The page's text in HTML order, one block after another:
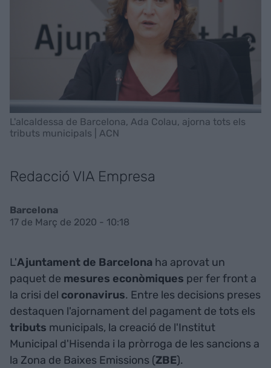
L'alcaldessa de Barcelona, Ada Colau, ajorna tots els
tributs municipals | ACN
Redacció VIA Empresa
Barcelona
17 de Març de 2020 - 10:18
L'Ajuntament de Barcelona ha aprovat un
paquet de mesures econòmiques per fer front a
la crisi del coronavirus. Entre les decisions preses
destaquen l'ajornament del pagament de tots els
tributs municipals, la creació de l'Institut
Municipal d'Hisenda i la pròrroga de les sancions a
la Zona de Baixes Emissions (ZBE).